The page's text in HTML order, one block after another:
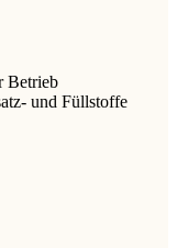
Betrieb
und Füllstoffe